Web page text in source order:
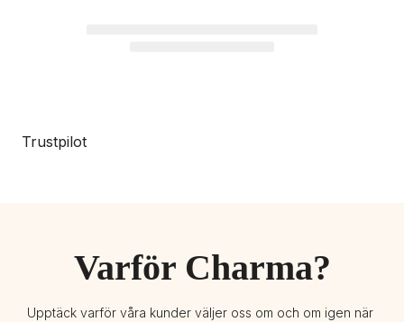
Trustpilot
Varför Charma?
Upptäck varför våra kunder väljer oss om och om igen när